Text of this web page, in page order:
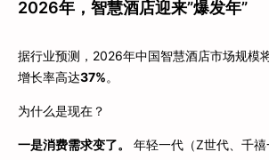
2026年，智慧酒店迎来”爆发年”
据行业预测，2026年中国智慧酒店市场规模
增长率高达37%。
为什么是现在？
一是消费需求变了。
年轻一代（Z世代、千禧